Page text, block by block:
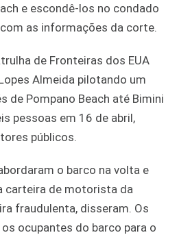
e escondê-los no condado
as informações da corte.
de Fronteiras dos EUA
Almeida pilotando um
de Pompano Beach até Bimini
pessoas em 16 de abril,
públicos.
o barco na volta e
carteira de motorista da
fraudulenta, disseram. Os
ocupantes do barco para o